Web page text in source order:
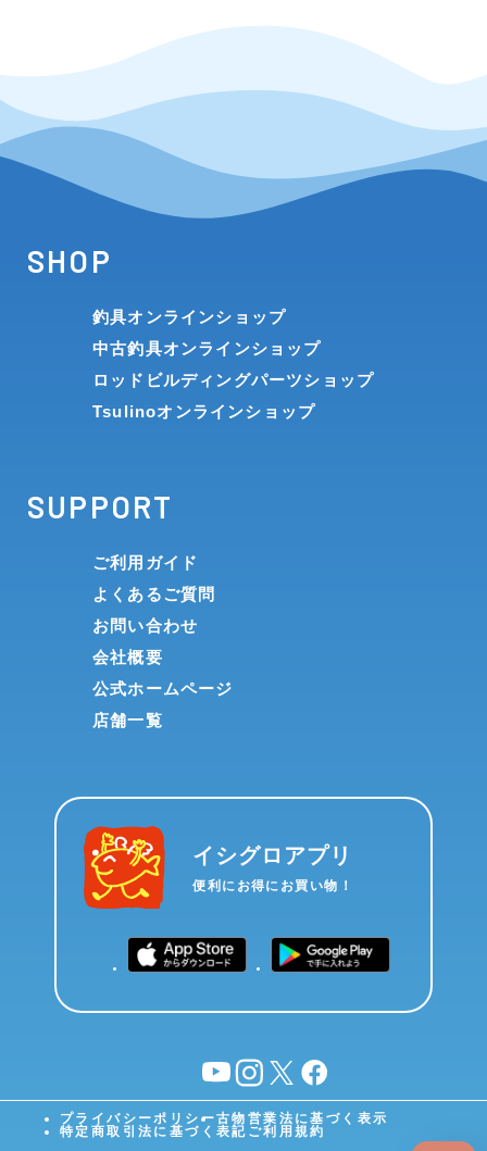
SHOP
釣具オンラインショップ
中古釣具オンラインショップ
ロッドビルディングパーツショップ
Tsulinoオンラインショップ
SUPPORT
ご利用ガイド
よくあるご質問
お問い合わせ
会社概要
公式ホームページ
店舗一覧
イシグロアプリ
便利にお得にお買い物！
YouTubeinstagram
X facebook
プライバシーポリシー古物営業法に基づく表示
特定商取引法に基づく表記 ご利用規約